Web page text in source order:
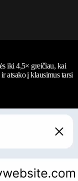
iki 4,5× greičiau, kai
atsako į klausimus tarsi